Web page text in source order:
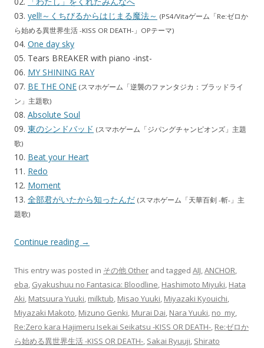
03. yell!～くちびるからはじまる魔法～ (PS4/Vitaゲーム「Re:ゼロか
ら始める異世界生活 -KISS OR DEATH-」OPテーマ)
04. One day sky
05. Tears BREAKER with piano -inst-
06. MY SHINING RAY
07. BE THE ONE (スマホゲーム「逆襲のファンタジカ：ブラッドライ
ン」主題歌)
08. Absolute Soul
09. 東のシンドバッド (スマホゲーム「ジパングチャンピオンズ」主題
歌)
10. Beat your Heart
11. Redo
12. Moment
13. 全部君がいたから知ったんだ (スマホゲーム「天華百剣 -斬-」主
題歌)
Continue reading →
This entry was posted in その他 Other and tagged AIJ,ANCHOR,
eba, Gyakushuu no Fantasica: Bloodline, Hashimoto Miyuki, Hata
Aki, Matsuura Yuuki, milktub, Misao Yuuki, Miyazaki Kyouichi,
Miyazaki Makoto, Mizuno Genki, Murai Dai, Nara Yuuki, no_my,
Re:Zero kara Hajimeru Isekai Seikatsu -KISS OR DEATH-, Re:ゼロか
ら始める異世界生活 -KISS OR DEATH-, Sakai Ryuuji, Shirato